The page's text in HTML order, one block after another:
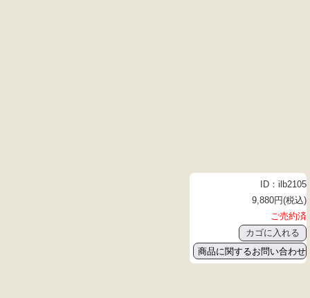
ID：ilb2105
9,880円(税込)
ご売約済
商品に関するお問い合わせ